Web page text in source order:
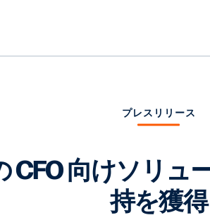
プレスリリース
CFO 向けソリュ
持を獲得